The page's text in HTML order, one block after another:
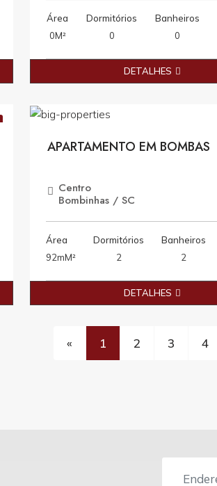
Área
0M²
Dormitórios
0
Banheiros
0
DETALHES
APARTAMENTO EM BOMBAS
Centro
Bombinhas / SC
Área
92mM²
Dormitórios
2
Banheiros
2
DETALHES
« 1 2 3 4